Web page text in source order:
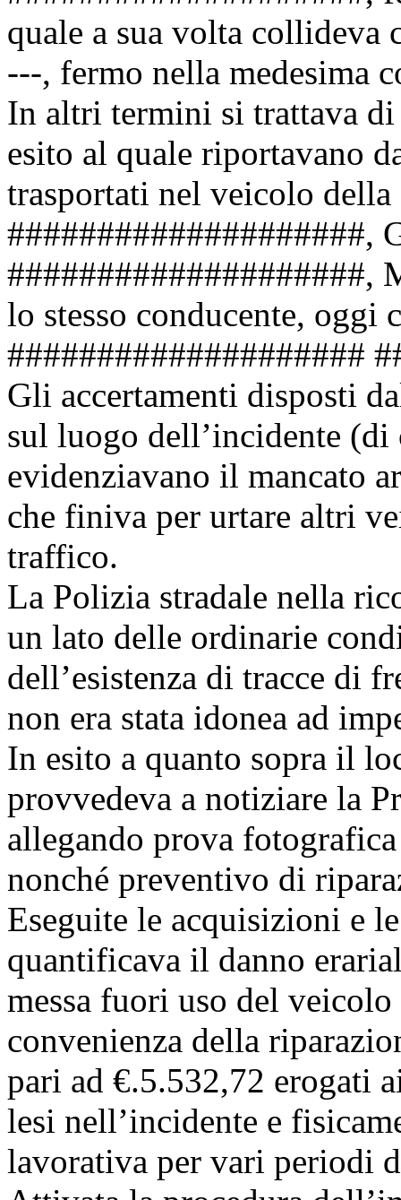
quale a sua volta
---, fermo nella medesima
In altri termini si trattava di
esito al quale riportavano
trasportati nel veicolo
####################,
####################,
lo stesso conducente, oggi
####################
Gli accertamenti disposti
sul luogo dell’incidente
evidenziavano il mancato
che finiva per urtare altri
traffico.
La Polizia stradale nella
un lato delle ordinarie
dell’esistenza di tracce di
non era stata idonea ad
In esito a quanto sopra il
provvedeva a notiziare la
allegando prova
nonché preventivo di
Eseguite le acquisizioni e
quantificava il danno
messa fuori uso del
convenienza della
pari ad €.5.532,72 erogati
lesi nell’incidente e
lavorativa per vari periodi